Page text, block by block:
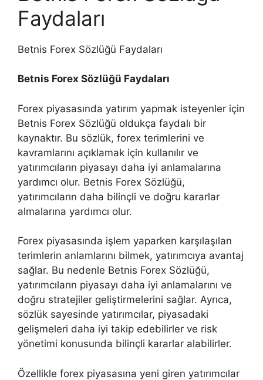
Faydaları
Betnis Forex Sözlüğü Faydaları
Betnis Forex Sözlüğü Faydaları
Forex piyasasında yatırım yapmak isteyenler için
Betnis Forex Sözlüğü oldukça faydalı bir
kaynaktır. Bu sözlük, forex terimlerini ve
kavramlarını açıklamak için kullanılır ve
yatırımcıların piyasayı daha iyi anlamalarına
yardımcı olur. Betnis Forex Sözlüğü,
yatırımcıların daha bilinçli ve doğru kararlar
almalarına yardımcı olur.
Forex piyasasında işlem yaparken karşılaşılan
terimlerin anlamlarını bilmek, yatırımcıya avantaj
sağlar. Bu nedenle Betnis Forex Sözlüğü,
yatırımcıların piyasayı daha iyi anlamalarını ve
doğru stratejiler geliştirmelerini sağlar. Ayrıca,
sözlük sayesinde yatırımcılar, piyasadaki
gelişmeleri daha iyi takip edebilirler ve risk
yönetimi konusunda bilinçli kararlar alabilirler.
Özellikle forex piyasasına yeni giren yatırımcılar